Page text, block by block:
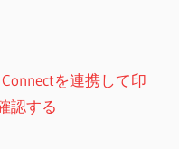
Connectを連携して印
認する